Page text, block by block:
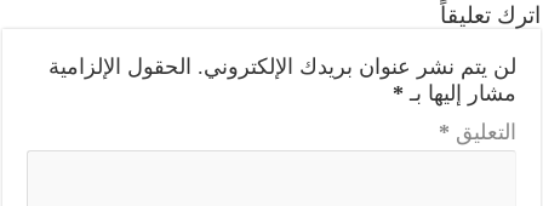
اترك تعليقاً
لن يتم نشر عنوان بريدك الإلكتروني. الحقول الإلزامية
مشار إليها بـ *
التعليق *